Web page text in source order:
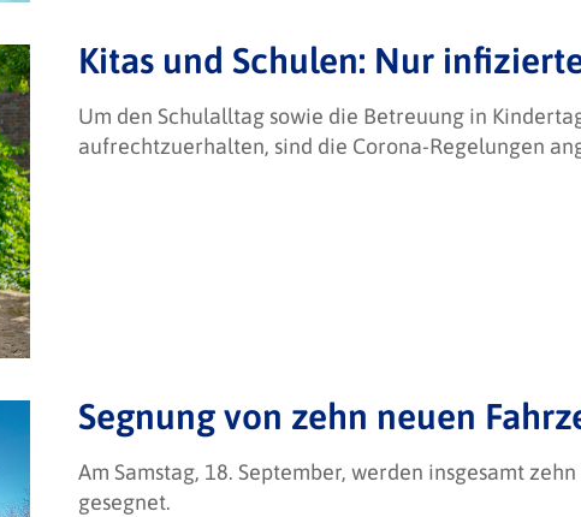
Kitas und Schulen: Nur
Um den Schulalltag sowie die Betreuung in
aufrechtzuerhalten, sind die Corona-Regelungen
Segnung von zehn neuen
Am Samstag, 18. September, werden insgesamt
gesegnet.